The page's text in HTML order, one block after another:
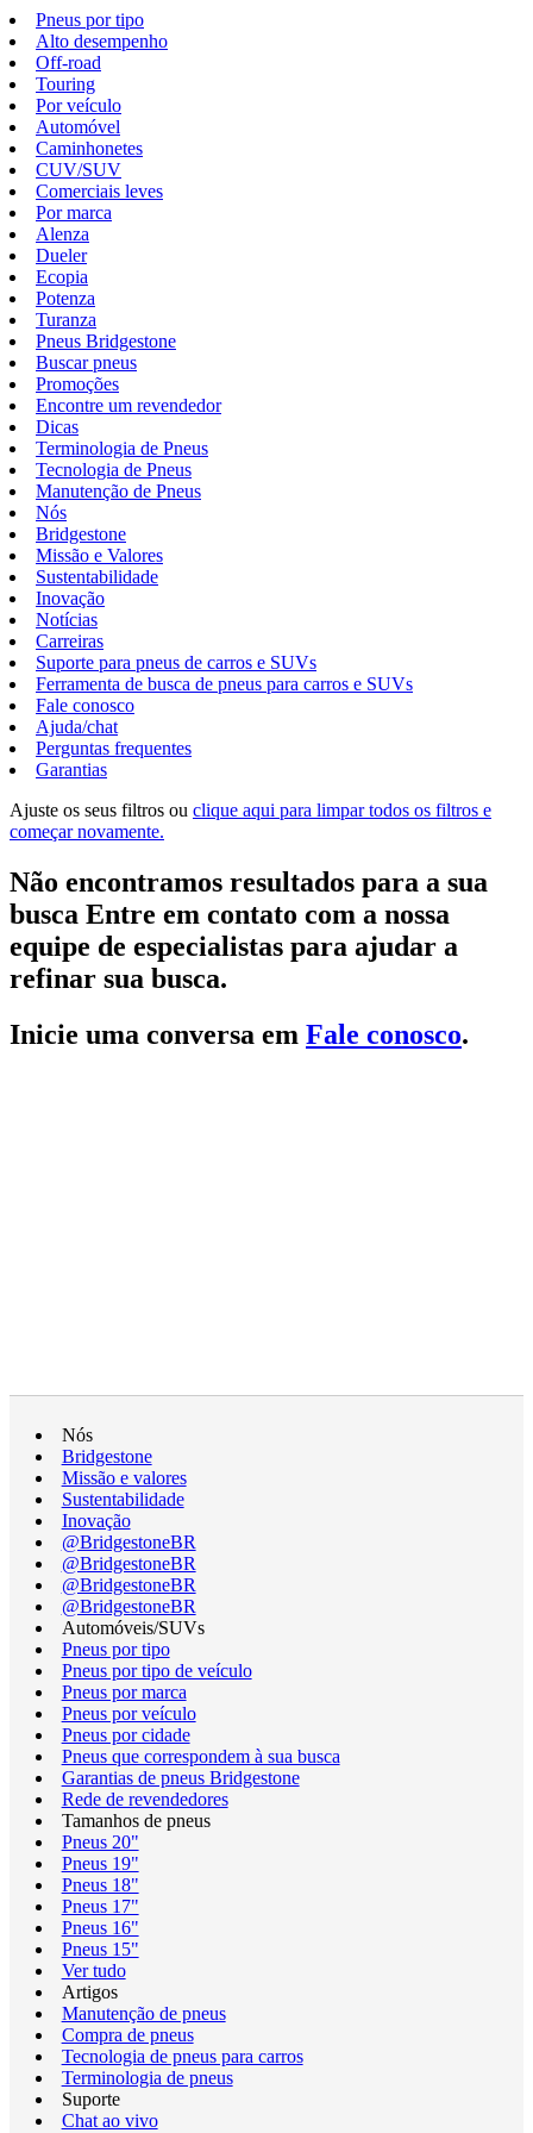
Pneus por tipo
Alto desempenho
Off-road
Touring
Por veículo
Automóvel
Caminhonetes
CUV/SUV
Comerciais leves
Por marca
Alenza
Dueler
Ecopia
Potenza
Turanza
Pneus Bridgestone
Buscar pneus
Promoções
Encontre um revendedor
Dicas
Terminologia de Pneus
Tecnologia de Pneus
Manutenção de Pneus
Nós
Bridgestone
Missão e Valores
Sustentabilidade
Inovação
Notícias
Carreiras
Suporte para pneus de carros e SUVs
Ferramenta de busca de pneus para carros e SUVs
Fale conosco
Ajuda/chat
Perguntas frequentes
Garantias
Ajuste os seus filtros ou clique aqui para limpar todos os filtros e
começar novamente.
Não encontramos resultados para a sua
busca Entre em contato com a nossa
equipe de especialistas para ajudar a
refinar sua busca.
Inicie uma conversa em Fale conosco.
Nós
Bridgestone
Missão e valores
Sustentabilidade
Inovação
@BridgestoneBR
@BridgestoneBR
@BridgestoneBR
@BridgestoneBR
Automóveis/SUVs
Pneus por tipo
Pneus por tipo de veículo
Pneus por marca
Pneus por veículo
Pneus por cidade
Pneus que correspondem à sua busca
Garantias de pneus Bridgestone
Rede de revendedores
Tamanhos de pneus
Pneus 20"
Pneus 19"
Pneus 18"
Pneus 17"
Pneus 16"
Pneus 15"
Ver tudo
Artigos
Manutenção de pneus
Compra de pneus
Tecnologia de pneus para carros
Terminologia de pneus
Suporte
Chat ao vivo